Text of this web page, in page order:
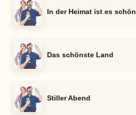
In der Heimat ist es schön
Das schönste Land
Stiller Abend